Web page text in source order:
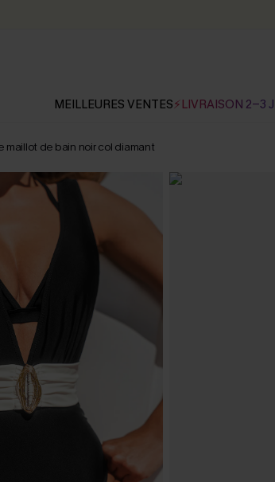
MEILLEURES VENTES⚡LIVRAISON 2-3 J
maillot de bain noir col diamant